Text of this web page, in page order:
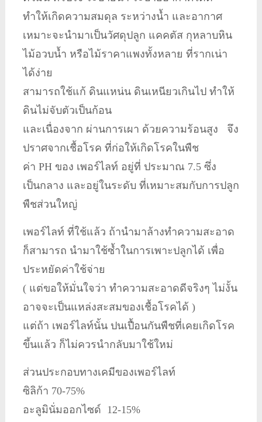
ทำให้เกิดความสมดุล ระหว่างน้ำ และอากาศ
เหมาะจะนำมาเป็นวัศดุปลูก แคคตัส กุหลาบหิน
ไม้อวบน้ำ หรือไม้ราคาแพงทั้งหลาย ที่รากเน่า
ได้ง่าย
สามารถใช้แก้ ดินแหน่น ดินเหนียวเกินไป ทำให้
ดินไม่จับตัวเป็นก้อน
และเนื่องจาก ผ่านการเผา ด้วยความร้อนสูง จึง
ปราศจากเชื้อโรค ที่ก่อให้เกิดโรคในพืช
ค่า PH ของ เพอร์ไลท์ อยู่ที่ ประมาณ 7.5 ซึ่ง
เป็นกลาง และอยู่ในระดับ ที่เหมาะสมกับการปลูก
พืชส่วนใหญ่
เพอร์ไลท์ ที่ใช้แล้ว ถ้านำมาล้างทำความสะอาด
ก็สามารถ นำมาใช้ซ้ำในการเพาะปลูกได้ เพื่อ
ประหยัดค่าใช้จ่าย
( แต่ขอให้มั่นใจว่า ทำความสะอาดดีจริงๆ ไม่งั้น
อาจจะเป็นแหล่งสะสมของเชื้อโรคได้ )
แต่ถ้า เพอร์ไลท์นั้น ปนเปื้อนกันพืชที่เคยเกิดโรค
ขึ้นแล้ว ก็ไม่ควรนำกลับมาใช้ใหม่
ส่วนประกอบทางเคมีของเพอร์ไลท์
ซิลิก้า 70-75%
อะลูมินั่มออกไซด์ 12-15%